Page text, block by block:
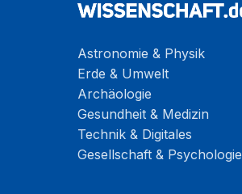
Astronomie & Physik
Erde & Umwelt
Archäologie
Gesundheit & Medizin
Technik & Digitales
Gesellschaft & Psychologie